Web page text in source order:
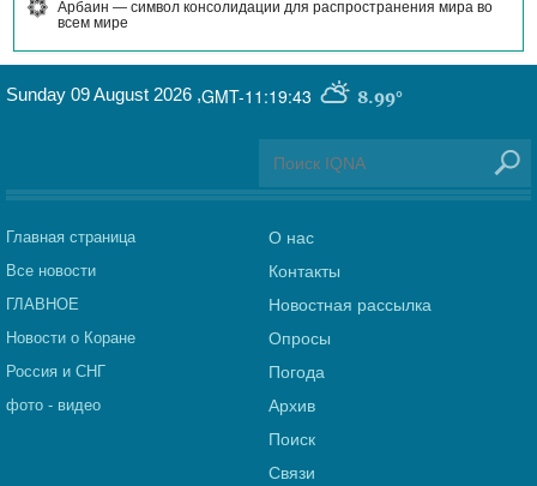
Арбаин — символ консолидации для распространения мира во
всем мире
GMT-11:19:43 8.99°
Sunday 09 August 2026 ,
Главная страница
Все новости
ГЛАВНОЕ
Новости о Коране
Россия и СНГ
фото - видео
О нас
Контакты
Новостная рассылка
Опросы
Погода
Архив
Поиск
Связи